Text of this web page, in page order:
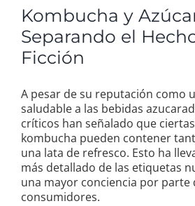
Kombucha y
Separando el
Ficción
A pesar de su reputación como
saludable a las bebidas
críticos han señalado que
kombucha pueden contener
una lata de refresco. Esto ha
más detallado de las etiquetas
una mayor conciencia por parte
consumidores.